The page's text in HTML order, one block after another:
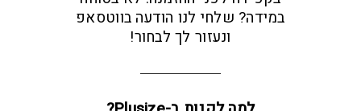
במידה? שלחי לנו הודעה בווטסאפ
ונעזור לך לבחור!